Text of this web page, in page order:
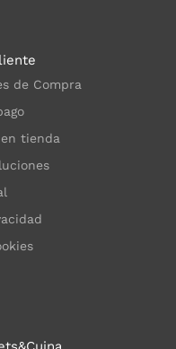
de Compra
tienda